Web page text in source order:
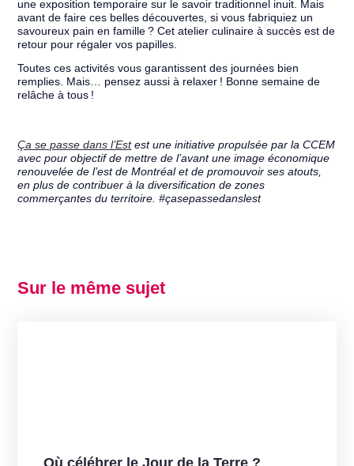
une exposition temporaire sur le savoir traditionnel inuit. Mais
avant de faire ces belles découvertes, si vous fabriquiez un
savoureux pain en famille ? Cet atelier culinaire à succès est de
retour pour régaler vos papilles.
Toutes ces activités vous garantissent des journées bien
remplies. Mais… pensez aussi à relaxer ! Bonne semaine de
relâche à tous !
Ça se passe dans l’Estest une initiative propulsée par la CCEM
avec pour objectif de mettre de l’avant une image économique
renouvelée de l’est de Montréal et de promouvoir ses atouts,
en plus de contribuer à la diversification de zones
commerçantes du territoire. #çasepassedanslest
Sur le même sujet
Où célébrer le Jour de la Terre ?